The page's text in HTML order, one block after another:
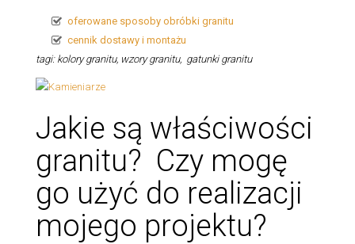
oferowane sposoby obróbki granitu
cennik dostawy i montażu
tagi: kolory granitu, wzory granitu, gatunki granitu
Jakie są właściwości
granitu? Czy mogę
go użyć do realizacji
mojego projektu?